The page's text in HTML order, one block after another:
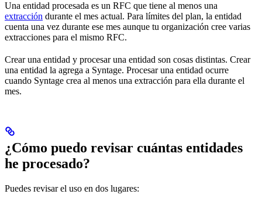
Una entidad procesada es un RFC que tiene al menos una
extracción durante el mes actual. Para límites del plan, la entidad
cuenta una vez durante ese mes aunque tu organización cree varias
extracciones para el mismo RFC.
Crear una entidad y procesar una entidad son cosas distintas. Crear
una entidad la agrega a Syntage. Procesar una entidad ocurre
cuando Syntage crea al menos una extracción para ella durante el
mes.
¿Cómo puedo revisar cuántas entidades
he procesado?
Puedes revisar el uso en dos lugares: